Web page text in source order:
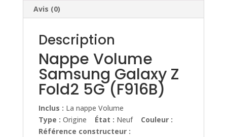
Avis (0)
Description
Nappe Volume
Samsung Galaxy Z
Fold2 5G (F916B)
Inclus : La nappe Volume
Type : Origine État : Neuf Couleur :
Référence constructeur :